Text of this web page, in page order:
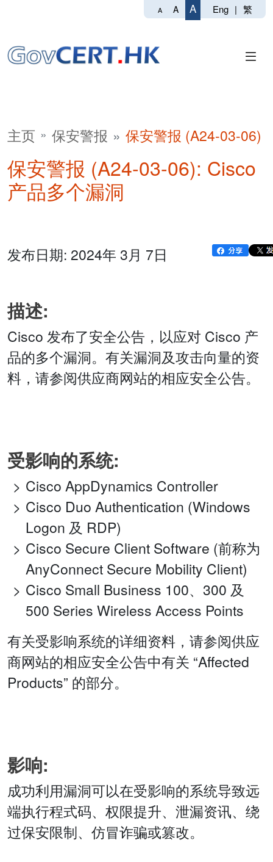
A A A Eng | 繁
主页 保安警报 保安警报 (A24-03-06)
保安警报 (A24-03-06): Cisco
产品多个漏洞
发布日期: 2024年 3月 7日
描述:
Cisco 发布了安全公告，以应对 Cisco 产
品的多个漏洞。有关漏洞及攻击向量的资
料，请参阅供应商网站的相应安全公告。
受影响的系统:
Cisco AppDynamics Controller
Cisco Duo Authentication (Windows
Logon 及 RDP)
Cisco Secure Client Software (前称为
AnyConnect Secure Mobility Client)
Cisco Small Business 100、300 及
500 Series Wireless Access Points
有关受影响系统的详细资料，请参阅供应
商网站的相应安全公告中有关 “Affected
Products” 的部分。
影响:
成功利用漏洞可以在受影响的系统导致远
端执行程式码、权限提升、泄漏资讯、绕
过保安限制、仿冒诈骗或篡改。